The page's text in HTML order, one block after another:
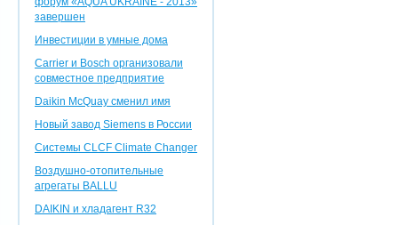
завершен
Инвестиции в умные дома
Carrier и Bosch организовали
совместное предприятие
Daikin McQuay сменил имя
Новый завод Siemens в России
Системы CLCF Climate Changer
Воздушно-отопительные
агрегаты BALLU
DAIKIN и хладагент R32